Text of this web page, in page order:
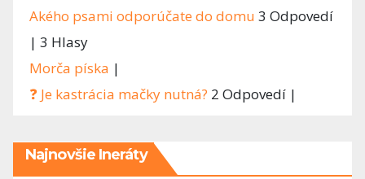
Akého psami odporúčate do domu 3 Odpovedí
| 3 Hlasy
Morča píska |
❓ Je kastrácia mačky nutná? 2 Odpovedí |
Najnovšie Ineráty